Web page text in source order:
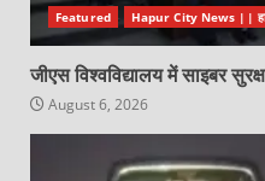
Featured Hapur City News ||
जीएस विश्वविद्यालय में साइबर
August 6, 2026